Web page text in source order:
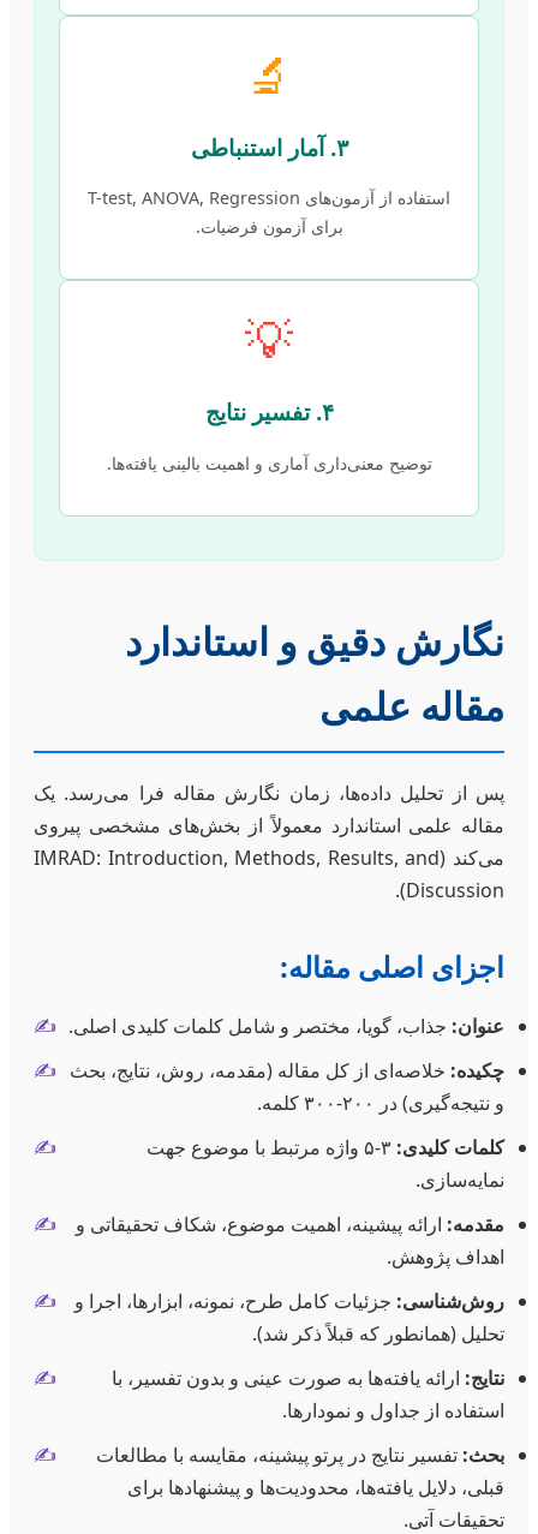
🔬
۳. آمار استنباطی
استفاده از آزمون‌های T-test, ANOVA, Regression
برای آزمون فرضیات.
💡
۴. تفسیر نتایج
توضیح معنی‌داری آماری و اهمیت بالینی یافته‌ها.
نگارش دقیق و استاندارد
مقاله علمی
پس از تحلیل داده‌ها، زمان نگارش مقاله فرا می‌رسد. یک
مقاله علمی استاندارد معمولاً از بخش‌های مشخصی پیروی
می‌کند (IMRAD: Introduction, Methods, Results, and
Discussion).
اجزای اصلی مقاله:
✍️ عنوان: جذاب، گویا، مختصر و شامل کلمات کلیدی اصلی.
✍️
چکیده: خلاصه‌ای از کل مقاله (مقدمه، روش، نتایج، بحث
و نتیجه‌گیری) در ۲۰۰-۳۰۰ کلمه.
✍️
کلمات کلیدی:
۳-۵ واژه مرتبط با موضوع جهت
نمایه‌سازی.
✍️
مقدمه: ارائه پیشینه، اهمیت موضوع، شکاف تحقیقاتی و
اهداف پژوهش.
✍️
روش‌شناسی: جزئیات کامل طرح، نمونه، ابزارها، اجرا و
تحلیل (همانطور که قبلاً ذکر شد).
✍️
نتایج: ارائه یافته‌ها به صورت عینی و بدون تفسیر، با
استفاده از جداول و نمودارها.
✍️
بحث: تفسیر نتایج در پرتو پیشینه، مقایسه با مطالعات
قبلی، دلایل یافته‌ها، محدودیت‌ها و پیشنهادها برای
تحقیقات آتی.